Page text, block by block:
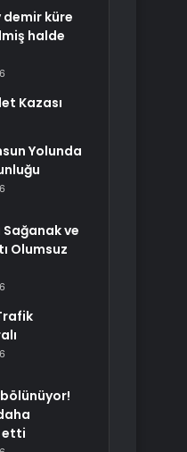
demir küre
halde
Kazası
Yolunda
ve
Olumsuz
etti